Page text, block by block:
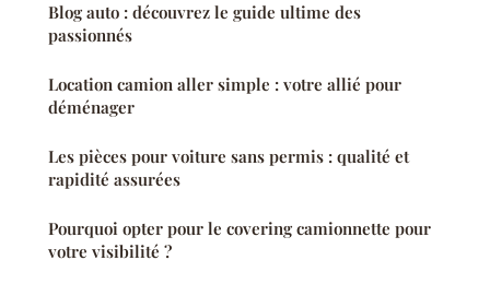
Blog auto : découvrez le guide ultime des
passionnés
Location camion aller simple : votre allié pour
déménager
Les pièces pour voiture sans permis : qualité et
rapidité assurées
Pourquoi opter pour le covering camionnette pour
votre visibilité ?